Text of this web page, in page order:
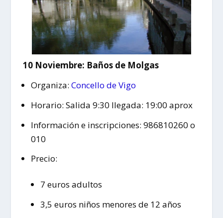
10 Noviembre: Baños de Molgas
Organiza: Concello de Vigo
Horario: Salida 9:30 llegada: 19:00 aprox
Información e inscripciones: 986810260 o
010
Precio:
7 euros adultos
3,5 euros niños menores de 12 años